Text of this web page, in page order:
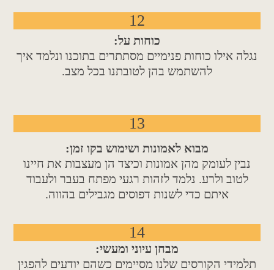
12
כוחות על:
נגלה אילו כוחות פנימיים מסתתרים בתוכנו ונלמד איך
להשתמש בהן לטובתנו בכל מצב.
13
מבוא לאמונות ושימוש בקו זמן:
נבין לעומק מהן אמונות וכיצד הן מעצבות את חיינו
לטוב ולרע. נלמד לזהות רגעי מפתח בעבר ולעבוד
איתם כדי לשנות דפוסים מגבילים בהווה.
14
מבחן עיוני ומעשי:
תלמידי הקורסים שלנו מסיימים כשהם יודעים להפגין